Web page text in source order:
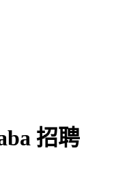
招聘